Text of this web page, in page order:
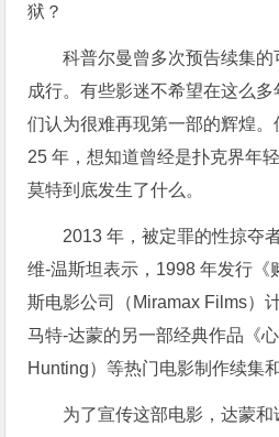
狱？
科普尔曼曾多次预告续集
成行。有些影迷不希望在这么
们认为很难再现第一部的辉煌
25 年，想知道曾经是扑克界年
莫特到底发生了什么。
2013 年，被定罪的性掠夺
维-温斯坦表示，1998 年发行《
斯电影公司（Miramax Films）
马特-达蒙的另一部经典作品《
Hunting）等热门电影制作续集
为了宣传这部电影，达蒙